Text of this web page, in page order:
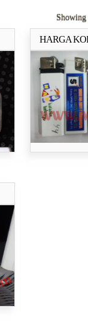
HARGA
DAN